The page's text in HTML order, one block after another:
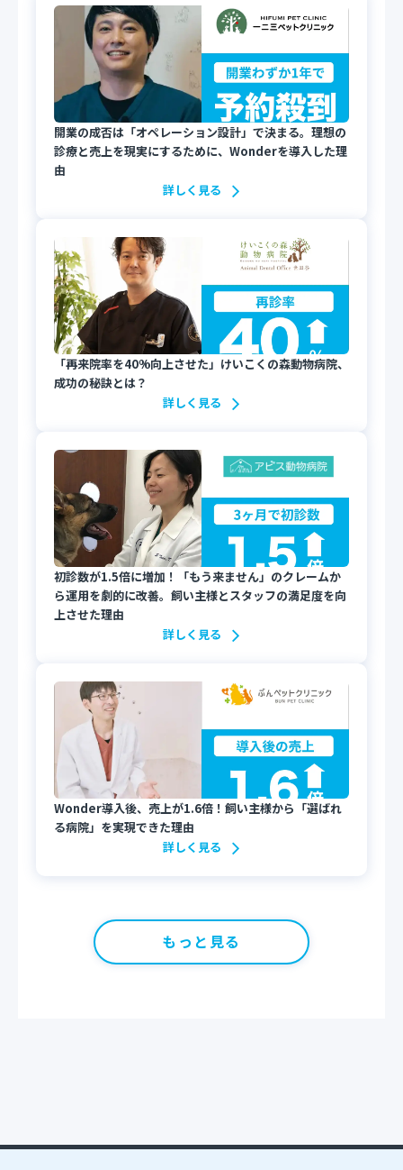
開業の成否は「オペレーション設計」で決まる。理想の
診療と売上を現実にするために、Wonderを導入した理
由
詳しく見る
「再来院率を40%向上させた」けいこくの森動物病院、
成功の秘訣とは？
詳しく見る
初診数が1.5倍に増加！「もう来ません」のクレームか
ら運用を劇的に改善。飼い主様とスタッフの満足度を向
上させた理由
詳しく見る
Wonder導入後、売上が1.6倍！飼い主様から「選ばれ
る病院」を実現できた理由
詳しく見る
もっと見る